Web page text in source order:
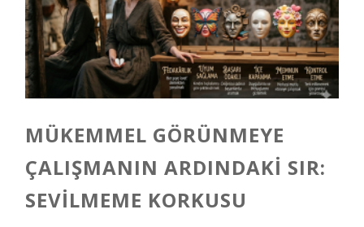
MÜKEMMEL GÖRÜNMEYE
ÇALIŞMANIN ARDINDAKI SIR:
SEVILMEME KORKUSU